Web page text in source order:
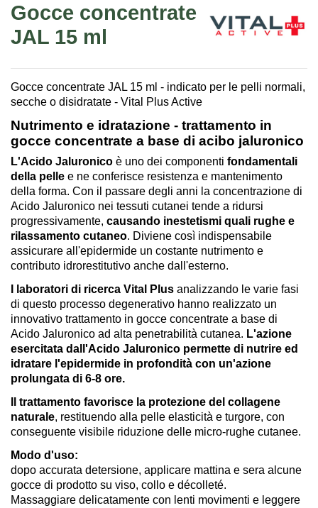
Gocce concentrate
JAL 15 ml
Gocce concentrate JAL 15 ml - indicato per le pelli normali,
secche o disidratate - Vital Plus Active
Nutrimento e idratazione - trattamento in
gocce concentrate a base di acibo jaluronico
L'Acido Jaluronico è uno dei componenti fondamentali
della pelle e ne conferisce resistenza e mantenimento
della forma. Con il passare degli anni la concentrazione di
Acido Jaluronico nei tessuti cutanei tende a ridursi
progressivamente, causando inestetismi quali rughe e
rilassamento cutaneo. Diviene così indispensabile
assicurare all'epidermide un costante nutrimento e
contributo idrorestitutivo anche dall'esterno.
I laboratori di ricerca Vital Plus analizzando le varie fasi
di questo processo degenerativo hanno realizzato un
innovativo trattamento in gocce concentrate a base di
Acido Jaluronico ad alta penetrabilità cutanea. L'azione
esercitata dall'Acido Jaluronico permette di nutrire ed
idratare l'epidermide in profondità con un'azione
prolungata di 6-8 ore.
Il trattamento favorisce la protezione del collagene
naturale, restituendo alla pelle elasticità e turgore, con
conseguente visibile riduzione delle micro-rughe cutanee.
Modo d'uso:
dopo accurata detersione, applicare mattina e sera alcune
gocce di prodotto su viso, collo e décolleté.
Massaggiare delicatamente con lenti movimenti e leggere